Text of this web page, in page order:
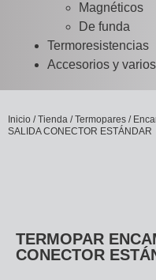
Magnéticos
De funda
Termoresistencias
Accesorios y varios
Inicio /Tienda /Termopares /
SALIDA CONECTOR ESTÁNDAR
TERMOPAR
CONECTOR